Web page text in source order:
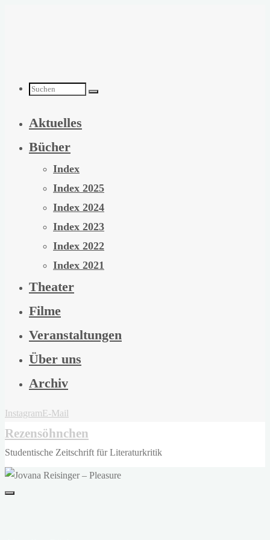
Suchen
nach:
Aktuelles
Bücher
Index
Index 2025
Index 2024
Index 2023
Index 2022
Index 2021
Theater
Filme
Veranstaltungen
Über uns
Archiv
InstagramE-Mail
Rezensöhnchen
Studentische Zeitschrift für Literaturkritik